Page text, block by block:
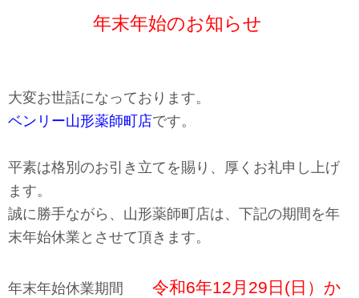
年末年始のお知らせ
大変お世話になっております。
ベンリー山形薬師町店です。
平素は格別のお引き立てを賜り、厚くお礼申し上げ
ます。
誠に勝手ながら、山形薬師町店は、下記の期間を年
末年始休業とさせて頂きます。
年末年始休業期間 令和6年12月29日(日）か